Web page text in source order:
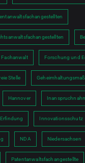
Fachanwalt Forschung und
Stelle
Hannover
Innovationsschutz
NDA Niedersachsen
Patentanwaltsfachangestellte